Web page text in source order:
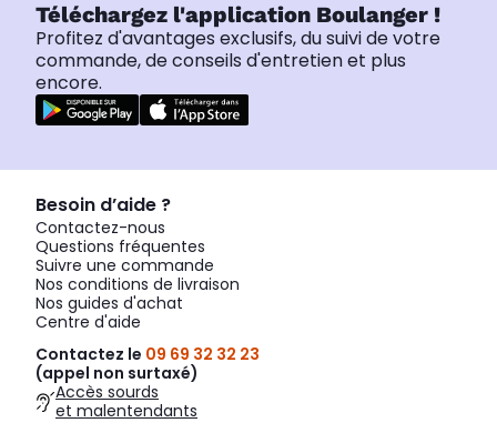
Téléchargez l'application Boulanger !
Profitez d'avantages exclusifs, du suivi de votre
commande, de conseils d'entretien et plus
encore.
Besoin d’aide ?
Contactez-nous
Questions fréquentes
Suivre une commande
Nos conditions de livraison
Nos guides d'achat
Centre d'aide
Contactez le 09 69 32 32 23
(appel non surtaxé)
Accès sourds
et malentendants